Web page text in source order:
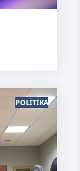
POLITIKA